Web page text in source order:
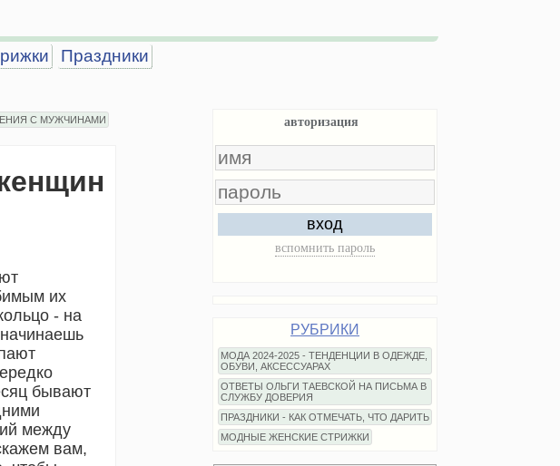
Праздники
С МУЖЧИНАМИ
их
- на
бывают
между
вам,
авторизация
вход
вспомнить пароль
РУБРИКИ
МОДА 2024-2025 - ТЕНДЕНЦИИ В ОДЕЖДЕ,
ОБУВИ, АКСЕССУАРАХ
ОТВЕТЫ ОЛЬГИ ТАЕВСКОЙ НА ПИСЬМА В
СЛУЖБУ ДОВЕРИЯ
ПРАЗДНИКИ - КАК ОТМЕЧАТЬ, ЧТО ДАРИТЬ
МОДНЫЕ ЖЕНСКИЕ СТРИЖКИ